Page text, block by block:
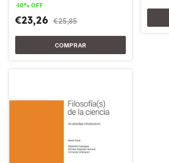
-10% OFF
€23,26 €25,85